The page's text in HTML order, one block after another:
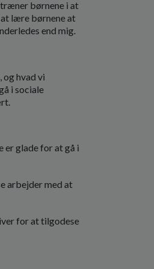
børnene i at
lære børnene at
end mig.
hvad vi
i sociale
er glade for at gå i
arbejder med at
for at tilgodese